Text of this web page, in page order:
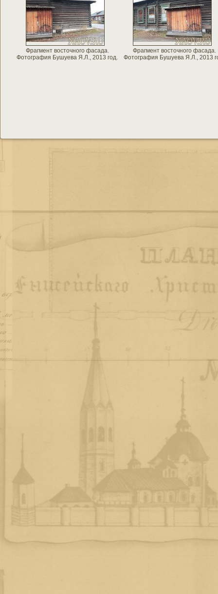
Фрагмент восточного фасада.
Фотография Бушуева Я.Л., 2013 год.
Фрагмент восточного фасада.
Фотография Бушуева Я.Л., 2013